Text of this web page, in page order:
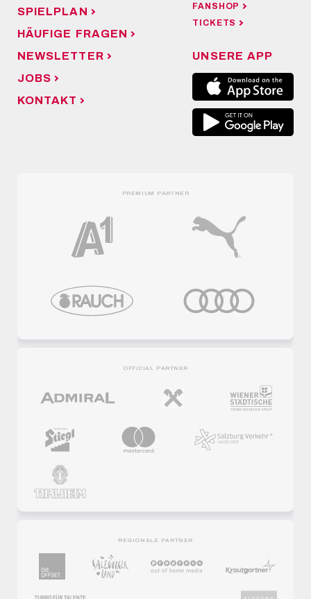
SPIELPLAN
HÄUFIGE FRAGEN
NEWSLETTER
JOBS
KONTAKT
FANSHOP
TICKETS
UNSERE APP
PREMIUM PARTNER
OFFICIAL PARTNER
REGIONALE PARTNER